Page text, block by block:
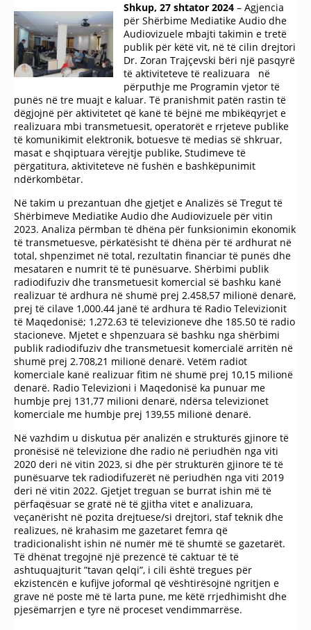
Shkup, 27 shtator 2024 – Аgjencia
për Shërbime Mediatike Audio dhe
Audiovizuele mbajti takimin e tretë
publik për këtë vit, në të cilin drejtori
Dr. Zoran Trajçevski bëri një pasqyrë
të aktiviteteve të realizuara në
përputhje me Programin vjetor të
punës në tre muajt e kaluar. Të pranishmit patën rastin të
dëgjojnë për aktivitetet që kanë të bëjnë me mbikëqyrjet e
realizuara mbi transmetuesit, operatorët e rrjeteve publike
të komunikimit elektronik, botuesve të medias së shkruar,
masat e shqiptuara vërejtje publike, Studimeve të
përgatitura, aktiviteteve në fushën e bashkëpunimit
ndërkombëtar.
Në takim u prezantuan dhe gjetjet e Analizës së Tregut të
Shërbimeve Mediatike Audio dhe Audiovizuele për vitin
2023. Аnaliza përmban të dhëna për funksionimin ekonomik
të transmetuesve, përkatësisht të dhëna për të ardhurat në
total, shpenzimet në total, rezultatin financiar të punës dhe
mesataren e numrit të të punësuarve. Shërbimi publik
radiodifuziv dhe transmetuesit komercial së bashku kanë
realizuar të ardhura në shumë prej 2.458,57 milionë denarë,
prej të cilave 1,000.44 janë të ardhura të Radio Televizionit
të Maqedonisë; 1,272.63 të televizioneve dhe 185.50 të radio
stacioneve. Mjetet e shpenzuara së bashku nga shërbimi
publik radiodifuziv dhe transmetuesit komercialë arritën në
shumë prej 2.708,21 milionë denarë. Vetëm radiot
komerciale kanë realizuar fitim në shumë prej 10,15 milionë
denarë. Radio Televizioni i Maqedonisë ka punuar me
humbje prej 131,77 milioni denarë, ndërsa televizionet
komerciale me humbje prej 139,55 milionë denarë.
Në vazhdim u diskutua për analizën e strukturës gjinore të
pronësisë në televizione dhe radio në periudhën nga viti
2020 deri në vitin 2023, si dhe për strukturën gjinore të të
punësuarve tek radiodifuzerët në periudhën nga viti 2019
deri në vitin 2022. Gjetjet treguan se burrat ishin më të
përfaqësuar se gratë në të gjitha vitet e analizuara,
veçanërisht në pozita drejtuese/si drejtori, staf teknik dhe
realizues, në krahasim me gazetaret femra që
tradicionalisht ishin në numër më të shumtë se gazetarët.
Të dhënat tregojnë një prezencë të caktuar të të
ashtuquajturit ”tavan qelqi”, i cili është tregues për
ekzistencën e kufijve joformal që vështirësojnë ngritjen e
grave në poste më të larta pune, me këtë rrjedhimisht dhe
pjesëmarrjen e tyre në proceset vendimmarrëse.